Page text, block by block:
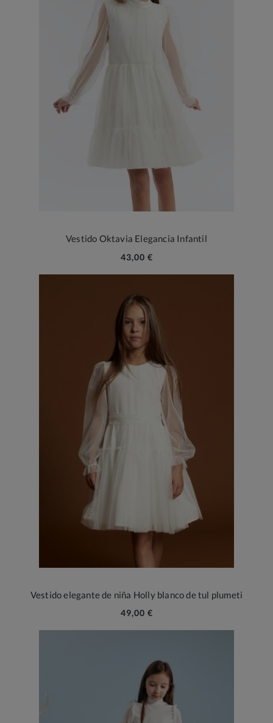
Vestido Oktavia Elegancia Infantil
43,00 €
Vestido elegante de niña Holly blanco de tul plumeti
49,00 €